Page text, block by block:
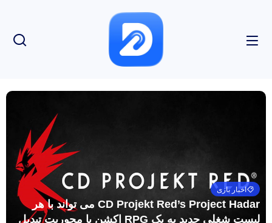
اخبار بازی
CD Projekt Red’s Project Hadar می تواند با هر
لیست شغلی جدید به یک RPG اکشن با محوریت تبدیل